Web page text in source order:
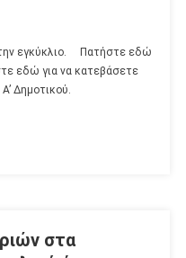
εγκύκλιο. Πατήστε εδώ
εδώ για να κατεβάσετε
Δημοτικού.
στα